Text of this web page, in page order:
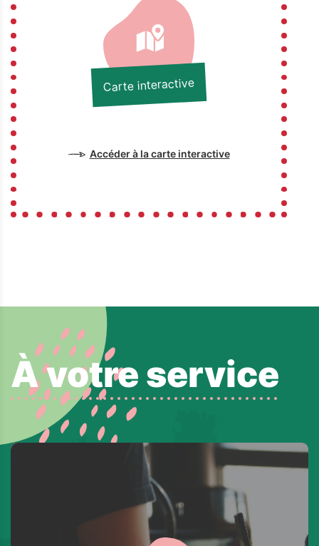
Carte interactive
Accéder à la carte interactive
À votre service